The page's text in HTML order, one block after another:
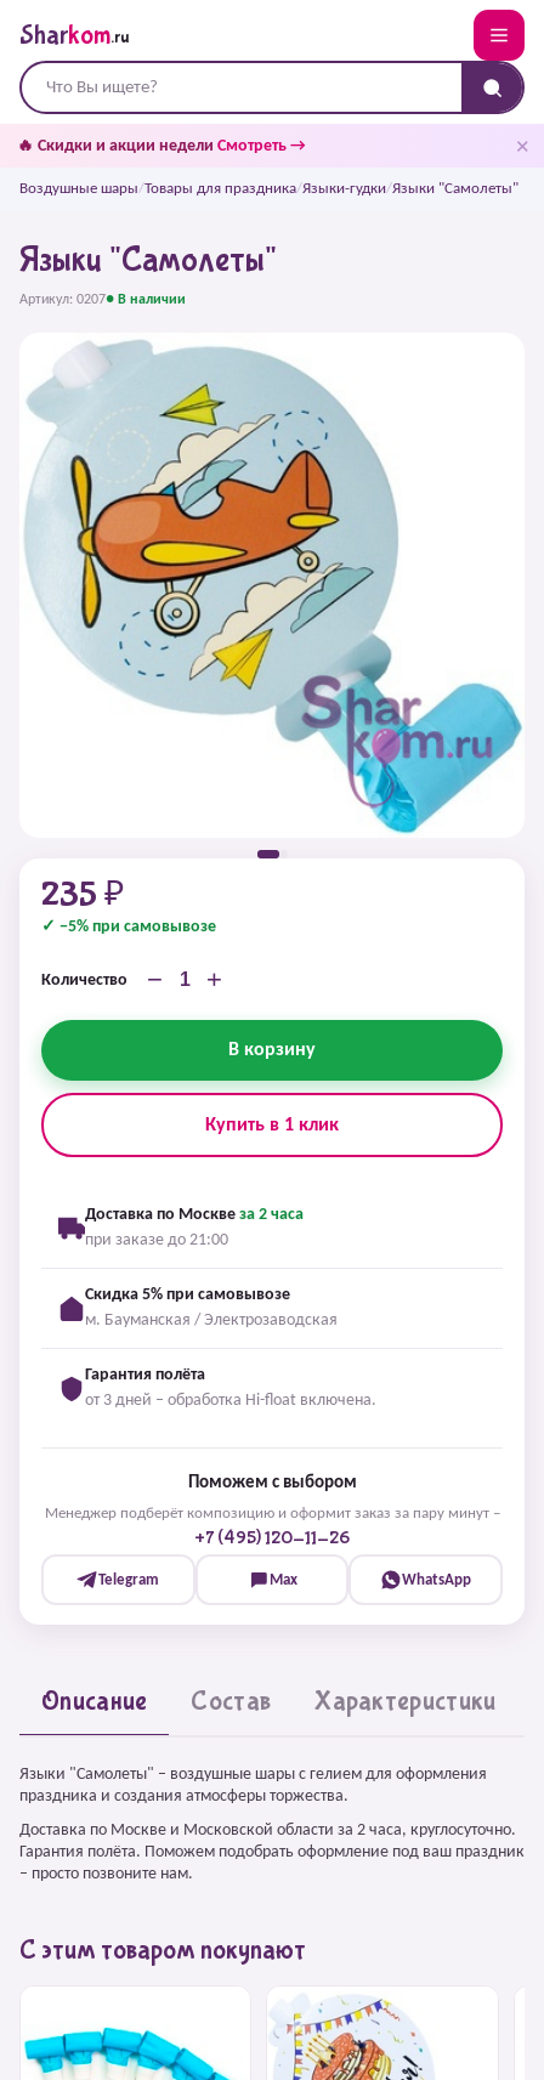
Sharkom.ru
🔥 Скидки и акции недели Смотреть → ✕
Воздушные шары/Товары для праздника/Языки-гудки/Языки "Самолеты"
Языки "Самолеты"
Артикул: 0207● В наличии
235 ₽
✓ −5% при самовывозе
Количество − +
В корзину
Купить в 1 клик
Доставка по Москве за 2 часа
при заказе до 21:00
Скидка 5% при самовывозе
м. Бауманская / Электрозаводская
Гарантия полёта
от 3 дней – обработка Hi-float включена.
Поможем с выбором
Менеджер подберёт композицию и оформит заказ за пару минут –
+7 (495) 120-11-26
Telegram Max WhatsApp
Описание Состав Характеристики
Языки "Самолеты" – воздушные шары с гелием для оформления
праздника и создания атмосферы торжества.
Доставка по Москве и Московской области за 2 часа, круглосуточно.
Гарантия полёта. Поможем подобрать оформление под ваш праздник
– просто позвоните нам.
С этим товаром покупают